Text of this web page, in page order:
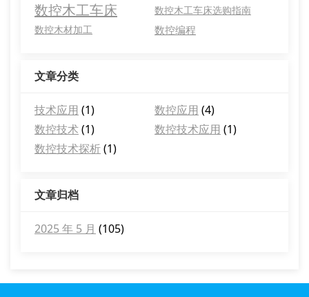
数控木工车床
数控木工车床选购指南
数控木材加工
数控编程
文章分类
技术应用 (1) 数控应用 (4)
数控技术(1) 数控技术应用 (1)
数控技术探析(1)
文章归档
2025 年 5 月 (105)